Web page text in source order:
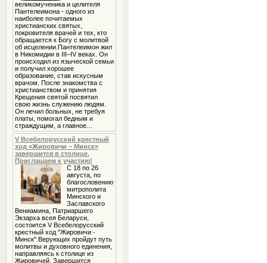
великомученика и целителя
Пантелеимона - одного из
наиболее почитаемых
христианских святых,
покровителя врачей и тех, кто
обращается к Богу с молитвой
об исцелении.Пантелеимон жил
в Никомидии в III–IV веках. Он
происходил из языческой семьи
и получил хорошее
образование, став искусным
врачом. После знакомства с
христианством и принятия
Крещения святой посвятил
свою жизнь служению людям.
Он лечил больных, не требуя
платы, помогал бедным и
страждущим, а главное...
V Всебелорусский крестный
ход «Жировичи – Минск»
завершится в столице.
Приглашаем к участию!
С 18 по 26
августа, по
благословению
митрополита
Минского и
Заславского
Вениамина, Патриаршего
Экзарха всея Беларуси,
состоится V Всебелорусский
крестный ход "Жировичи -
Минск".Верующих пройдут путь
молитвы и духовного единения,
направляясь к столице из
Жировичей. Завершится